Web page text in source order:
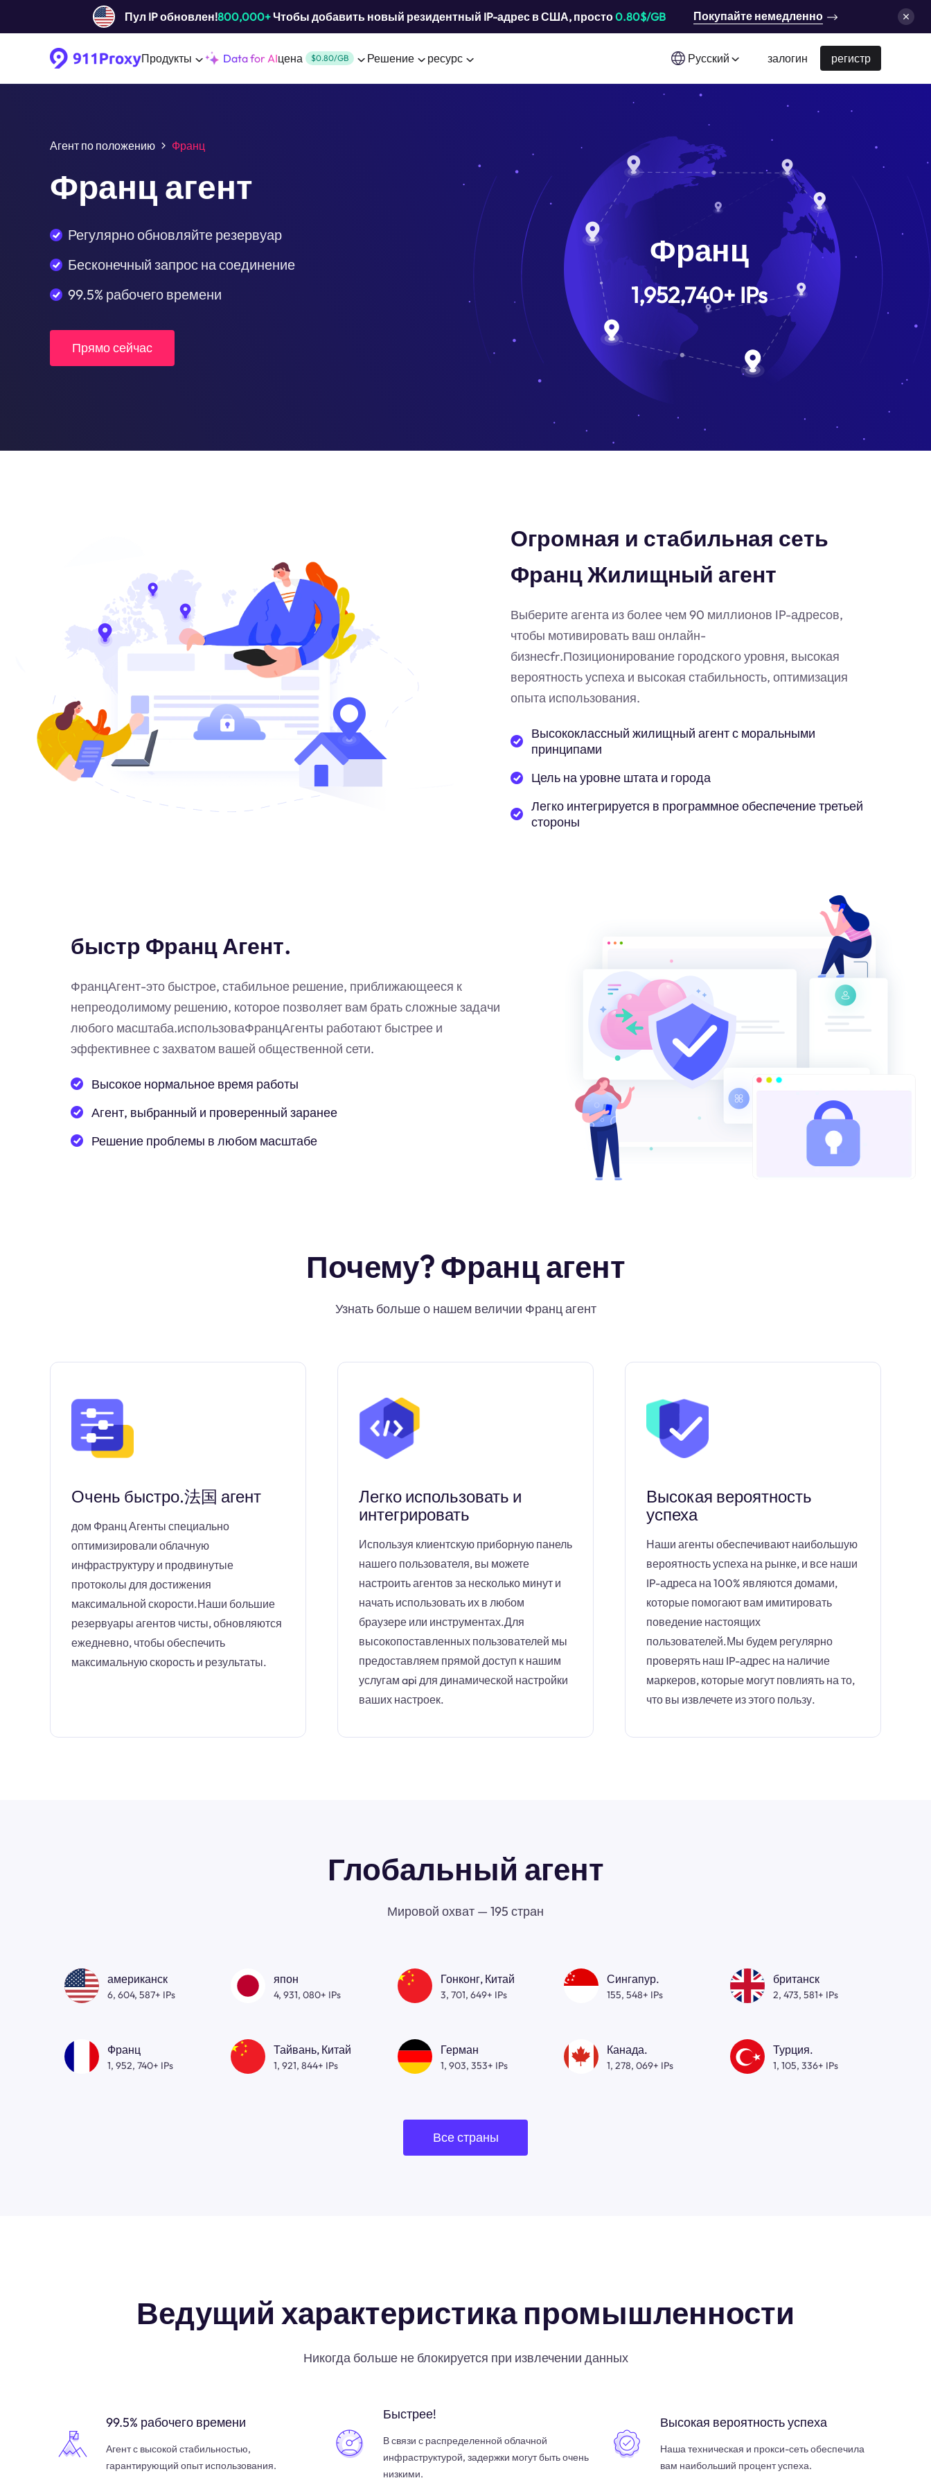
Пул IP обновлен!800,000+Чтобы добавить новый резидентный IP-адрес в США, просто0.80$/GB Покупайте немедленно
Продукты Data for AIцена $0.80/GB Решение ресурс Русский залогин регистр
Агент по положению Франц
Франц агент
Регулярно обновляйте резервуар
Бесконечный запрос на соединение
99.5% рабочего времени
Прямо сейчас
Франц
1,952,740+ IPs
Огромная и стабильная сеть
Франц Жилищный агент
Выберите агента из более чем 90 миллионов IP-адресов,
чтобы мотивировать ваш онлайн-
бизнесfr.Позиционирование городского уровня, высокая
вероятность успеха и высокая стабильность, оптимизация
опыта использования.
Высококлассный жилищный агент с моральными
принципами
Цель на уровне штата и города
Легко интегрируется в программное обеспечение третьей
стороны
быстр Франц Агент.
ФранцАгент-это быстрое, стабильное решение, приближающееся к
непреодолимому решению, которое позволяет вам брать сложные задачи
любого масштаба.использоваФранцАгенты работают быстрее и
эффективнее с захватом вашей общественной сети.
Высокое нормальное время работы
Агент, выбранный и проверенный заранее
Решение проблемы в любом масштабе
Почему? Франц агент
Узнать больше о нашем величии Франц агент
Очень быстро.法国 агент
дом Франц Агенты специально
оптимизировали облачную
инфраструктуру и продвинутые
протоколы для достижения
максимальной скорости.Наши большие
резервуары агентов чисты, обновляются
ежедневно, чтобы обеспечить
максимальную скорость и результаты.
Легко использовать и
интегрировать
Используя клиентскую приборную панель
нашего пользователя, вы можете
настроить агентов за несколько минут и
начать использовать их в любом
браузере или инструментах.Для
высокопоставленных пользователей мы
предоставляем прямой доступ к нашим
услугам api для динамической настройки
ваших настроек.
Высокая вероятность
успеха
Наши агенты обеспечивают наибольшую
вероятность успеха на рынке, и все наши
IP-адреса на 100% являются домами,
которые помогают вам имитировать
поведение настоящих
пользователей.Мы будем регулярно
проверять наш IP-адрес на наличие
маркеров, которые могут повлиять на то,
что вы извлечете из этого пользу.
Глобальный агент
Мировой охват — 195 стран
американск
6, 604, 587+ IPs
япон
4, 931, 080+ IPs
Гонконг, Китай
3, 701, 649+ IPs
Сингапур.
155, 548+ IPs
британск
2, 473, 581+ IPs
Франц
1, 952, 740+ IPs
Тайвань, Китай
1, 921, 844+ IPs
Герман
1, 903, 353+ IPs
Канада.
1, 278, 069+ IPs
Турция.
1, 105, 336+ IPs
Все страны
Ведущий характеристика промышленности
Никогда больше не блокируется при извлечении данных
99.5% рабочего времени
Агент с высокой стабильностью,
гарантирующий опыт использования.
Быстрее!
В связи с распределенной облачной
инфраструктурой, задержки могут быть очень
низкими.
Высокая вероятность успеха
Наша техническая и прокси-сеть обеспечила
вам наибольший процент успеха.